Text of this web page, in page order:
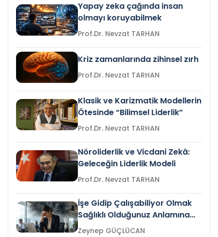
Yapay zeka çağında insan
olmayı koruyabilmek
Prof.Dr. Nevzat TARHAN
Kriz zamanlarında zihinsel zırh
Prof.Dr. Nevzat TARHAN
Klasik ve Karizmatik Modellerin
Ötesinde “Bilimsel Liderlik”
Prof.Dr. Nevzat TARHAN
Nöroliderlik ve Vicdani Zekâ:
Geleceğin Liderlik Modeli
Prof.Dr. Nevzat TARHAN
İşe Gidip Çalışabiliyor Olmak
Sağlıklı Olduğunuz Anlamına
Gelir mi?Zeynep GÜÇLÜCAN